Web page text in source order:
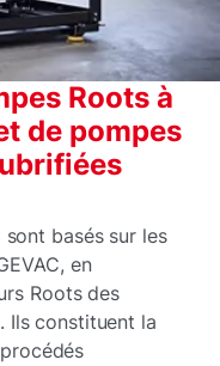
Roots à
de pompes
sont basés sur les
en
Roots des
Ils constituent la